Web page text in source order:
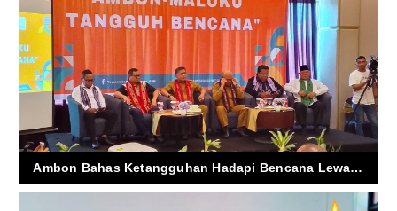
Ambon Bahas Ketangguhan Hadapi Bencana Lewat Talk Show